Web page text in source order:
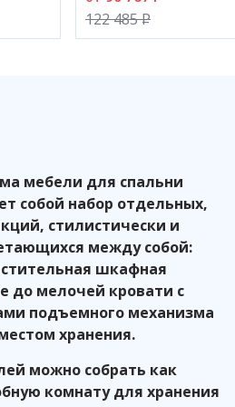
122 485P
мебели для спальни
собой набор отдельных,
стилистически и
между собой:
шкафная
до мелочей кровати с
подъемного механизма
хранения.
можно собрать как
комнату для хранения